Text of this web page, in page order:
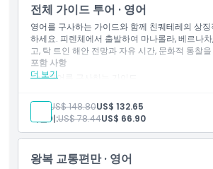
취소 정책
보트 투어 (날씨 허락 시)
바다 전망의 멋진 레스토랑에서 음료가 포
전체 가이드 투어 · 영어
영어를 구사하는 가이드와 함께 친퀘테레의 상
하세요. 피렌체에서 출발하여 마나롤라, 베르나
고, 탁 트인 해안 전망과 자유 시간, 문화적 통찰
더 보기
포함 사항
영어를 구사하는 가이드
만나는 장소까지 왕복 교통편
기차 티켓
Wi-Fi가 탑재된 에어컨 코치 버스 운송
보트 투어 (날씨에 따라 달라질 수 있음)
성인: US$ 148.80US$ 132.65
어린이:US$ 78.44US$ 66.90
왕복 교통편만 · 영어